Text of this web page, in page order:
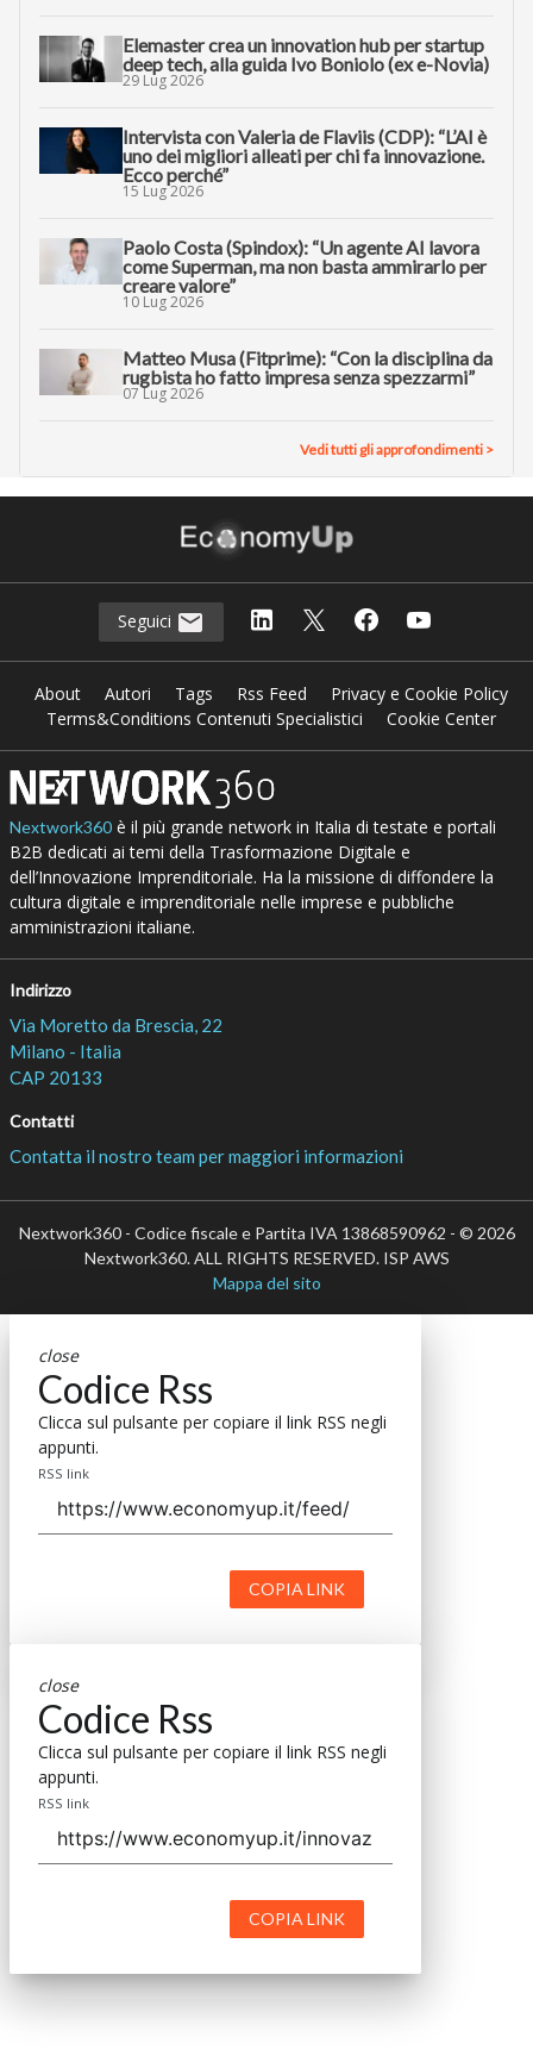
Elemaster crea un innovation hub per startup
deep tech, alla guida Ivo Boniolo (ex e-Novia)
29 Lug 2026
Intervista con Valeria de Flaviis (CDP): “L’AI è
uno dei migliori alleati per chi fa innovazione.
Ecco perché”
15 Lug 2026
Paolo Costa (Spindox): “Un agente AI lavora
come Superman, ma non basta ammirarlo per
creare valore”
10 Lug 2026
Matteo Musa (Fitprime): “Con la disciplina da
rugbista ho fatto impresa senza spezzarmi”
07 Lug 2026
Vedi tutti gli approfondimenti >
Seguici
About Autori Tags Rss Feed
Privacy e Cookie Policy
Terms&Conditions Contenuti Specialistici
Cookie Center
Nextwork360è il più grande network in Italia di testate e portali
B2B dedicati ai temi della Trasformazione Digitale e
dell’Innovazione Imprenditoriale. Ha la missione di diffondere la
cultura digitale e imprenditoriale nelle imprese e pubbliche
amministrazioni italiane.
Indirizzo
Via Moretto da Brescia, 22
Milano - Italia
CAP 20133
Contatti
Contatta il nostro team per maggiori informazioni
Nextwork360 - Codice fiscale e Partita IVA 13868590962 - © 2026
Nextwork360. ALL RIGHTS RESERVED. ISP AWS
Mappa del sito
close
Codice Rss
Clicca sul pulsante per copiare il link RSS negli
appunti.
RSS link
COPIA LINK
close
Codice Rss
Clicca sul pulsante per copiare il link RSS negli
appunti.
RSS link
COPIA LINK